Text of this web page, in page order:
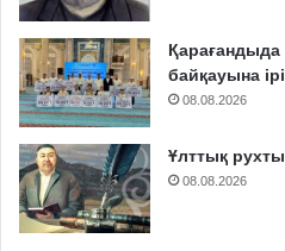
байқауына
08.08.2026
Ұлттық
08.08.2026